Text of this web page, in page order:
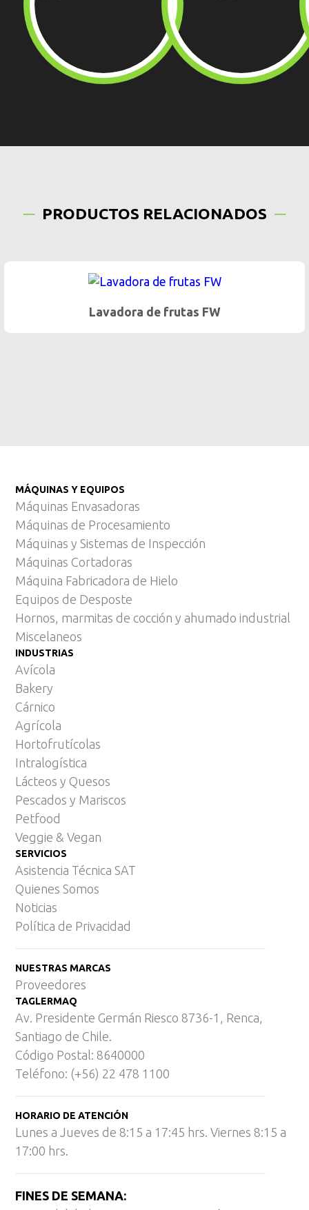
PRODUCTOS RELACIONADOS
Lavadora de tambor TBW
MÁQUINAS Y EQUIPOS
Máquinas Envasadoras
Máquinas de Procesamiento
Máquinas y Sistemas de Inspección
Máquinas Cortadoras
Máquina Fabricadora de Hielo
Equipos de Desposte
Hornos, marmitas de cocción y ahumado industrial
Miscelaneos
INDUSTRIAS
Avícola
Bakery
Cárnico
Agrícola
Hortofrutícolas
Intralogística
Lácteos y Quesos
Pescados y Mariscos
Petfood
Veggie & Vegan
SERVICIOS
Asistencia Técnica SAT
Quienes Somos
Noticias
Política de Privacidad
NUESTRAS MARCAS
Proveedores
TAGLERMAQ
Av. Presidente Germán Riesco 8736-1, Renca,
Santiago de Chile.
Código Postal: 8640000
Teléfono: (+56) 22 478 1100
HORARIO DE ATENCIÓN
Lunes a Jueves de 8:15 a 17:45 hrs. Viernes 8:15 a
17:00 hrs.
FINES DE SEMANA: